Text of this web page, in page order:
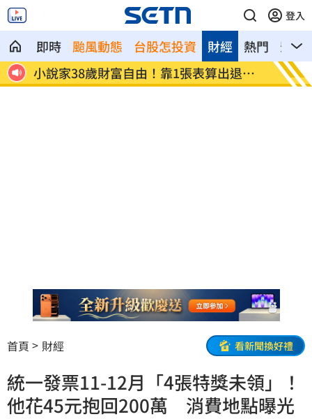
登入
即時 颱風動態 台股怎投資 熱門 影音
財經
小說家38歲財富自由！靠1張表算出退休
金
淡江
首頁 財經 看新聞換好禮
統一發票11-12月「4張特獎未領」！
他花45元抱回200萬 消費地點曝光